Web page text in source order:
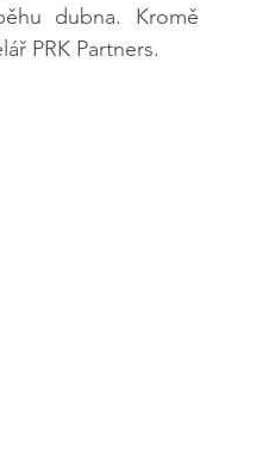
dubna. Kromě
PRK Partners.